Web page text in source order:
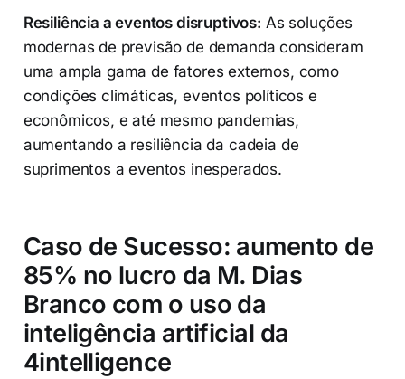
Resiliência a eventos disruptivos: As soluções
modernas de previsão de demanda consideram
uma ampla gama de fatores externos, como
condições climáticas, eventos políticos e
econômicos, e até mesmo pandemias,
aumentando a resiliência da cadeia de
suprimentos a eventos inesperados.
Caso de Sucesso: aumento de
85% no lucro da M. Dias
Branco com o uso da
inteligência artificial da
4intelligence